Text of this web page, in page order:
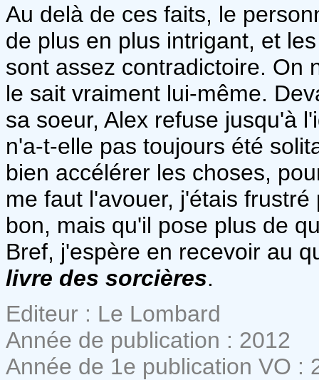
Au delà de ces faits, le
de plus en plus intrigant, et
sont assez contradictoire. On
le sait vraiment lui-même.
sa soeur, Alex refuse jusqu'à
n'a-t-elle pas toujours été
bien accélérer les choses,
me faut l'avouer, j'étais
bon, mais qu'il pose plus de
Bref, j'espère en recevoir au
livre des sorcières.
Editeur : Le Lombard
Année de publication : 2012
Année de 1e publication VO :